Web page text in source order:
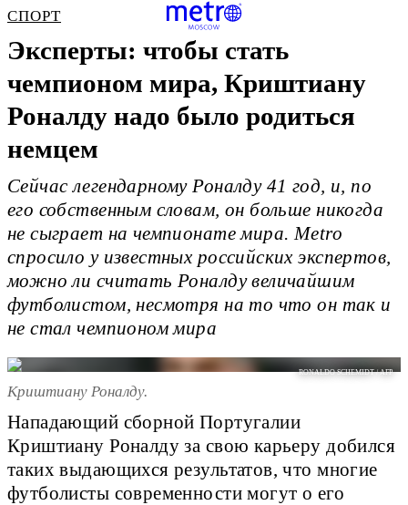
СПОРТ
Эксперты: чтобы стать
чемпионом мира, Криштиану
Роналду надо было родиться
немцем
Сейчас легендарному Роналду 41 год, и, по
его собственным словам, он больше никогда
не сыграет на чемпионате мира. Metro
спросило у известных российских экспертов,
можно ли считать Роналду величайшим
футболистом, несмотря на то что он так и
не стал чемпионом мира
RONALDO SCHEMIDT / AFP
Криштиану Роналду.
Нападающий сборной Португалии
Криштиану Роналду за свою карьеру добился
таких выдающихся результатов, что многие
футболисты современности могут о его